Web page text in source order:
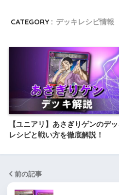
CATEGORY : デッキレシピ情報
【ユニアリ】あさぎりゲンのデ
レシピと戦い方を徹底解説！
前の記事